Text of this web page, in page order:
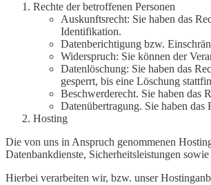
Rechte der betroffenen Personen
Auskunftsrecht: Sie haben das
Identifikation.
Datenberichtigung bzw.
Widerspruch: Sie können der
Datenlöschung: Sie haben das
gesperrt, bis eine Löschung
Beschwerderecht. Sie haben das
Datenübertragung. Sie haben
Hosting
Die von uns in Anspruch genommenen
Datenbankdienste, Sicherheitsleistungen
Hierbei verarbeiten wir, bzw. unser